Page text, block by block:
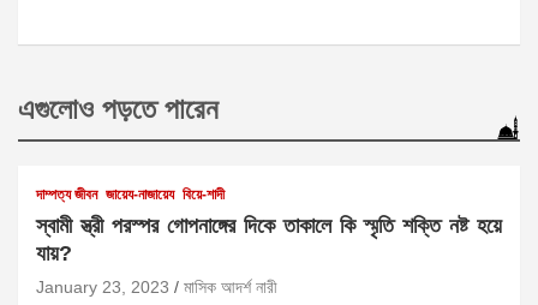
এগুলোও পড়তে পারেন
দাম্পত্য জীবন জায়েয-নাজায়েয বিয়ে-শাদী
স্বামী স্ত্রী পরস্পর গোপনাঙ্গের দিকে তাকালে কি স্মৃতি শক্তি নষ্ট হয়ে
যায়?
January 23, 2023 মাসিক আদর্শ নারী